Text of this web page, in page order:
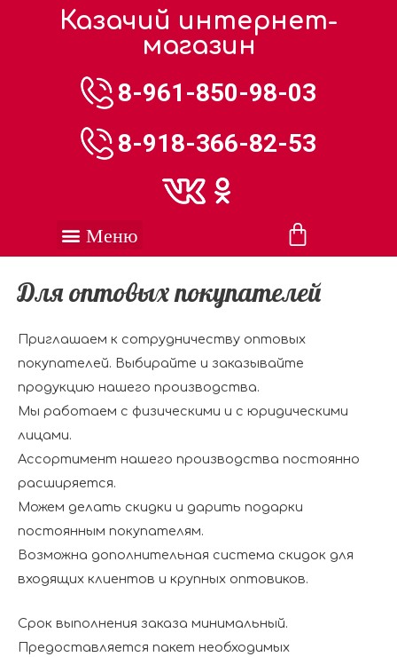
Казачий интернет-
магазин
8-961-850-98-03
8-918-366-82-53
Для оптовых покупателей
Приглашаем к сотрудничеству оптовых
покупателей. Выбирайте и заказывайте
продукцию нашего производства.
Мы работаем с физическими и с юридическими
лицами.
Ассортимент нашего производства постоянно
расширяется.
Можем делать скидки и дарить подарки
постоянным покупателям.
Возможна дополнительная система скидок для
входящих клиентов и крупных оптовиков.
Срок выполнения заказа минимальный.
Предоставляется пакет необходимых